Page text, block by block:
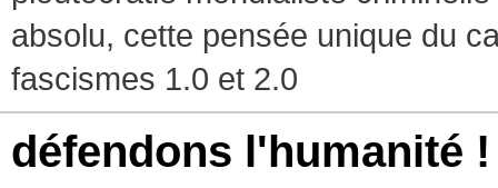
absolu, cette pensée unique du
fascismes 1.0 et 2.0
défendons l'humanité !